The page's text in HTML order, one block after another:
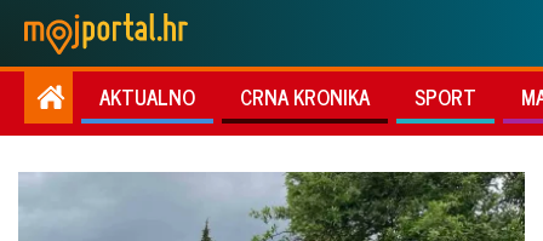
AKTUALNO CRNA KRONIKA SPORT